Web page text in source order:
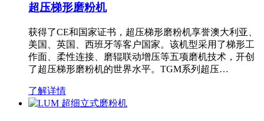
超压梯形磨粉机
获得了CE和国家证书，超压梯形磨粉机享誉澳大利亚、
美国、英国、西班牙等客户国家。该机型采用了梯形工
作面、柔性连接、磨辊联动增压等五项磨机技术，开创
了超压梯形磨粉机的世界水平。TGM系列超压…
了解详情